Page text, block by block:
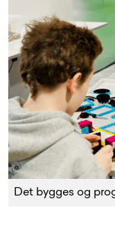
Det bygges og